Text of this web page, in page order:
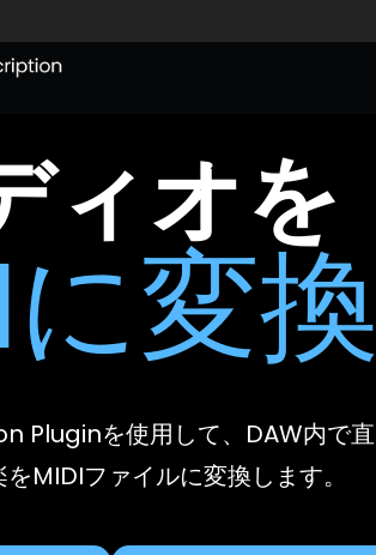
ィオを
変換
Pluginを使用して、DAW内で直
MIDIファイルに変換します。